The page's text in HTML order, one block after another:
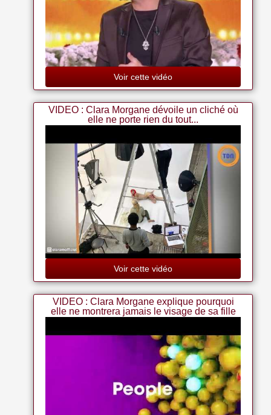
Voir cette vidéo
VIDEO : Clara Morgane dévoile un cliché où
elle ne porte rien du tout...
Voir cette vidéo
VIDEO : Clara Morgane explique pourquoi
elle ne montrera jamais le visage de sa fille